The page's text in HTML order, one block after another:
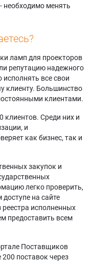
необходимо менять
ламп для проекторов
репутацию надежного
все свои
клиенту. Большинство
клиентами.
Среди них и
и
как бизнес, так и
закупок и
легко проверить,
на сайте
реестра исполненных
предоставить всем
Поставщиков
поставок через